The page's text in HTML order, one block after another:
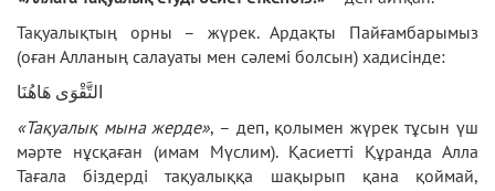
Тақуалықтың орны – жүрек. Ардақты Пайғамбарымыз
(оған Алланың салауаты мен сәлемі болсын) хадисінде:
التَّقْوَى هَاهُنَا
«Тақуалық мына жерде», – деп, қолымен жүрек тұсын үш
мәрте нұсқаған (имам Мүслим). Қасиетті Құранда Алла
Тағала біздерді тақуалыққа шақырып қана қоймай,